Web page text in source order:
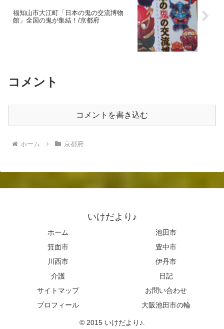
福知山市大江町「日本の鬼の交流博物
館」全国の鬼が集結！/京都府
コメント
コメントを書き込む
ホーム 京都府
いけだより♪
ホーム
池田市
箕面市
豊中市
川西市
伊丹市
介護
日記
サイトマップ
お問い合わせ
プロフィール
大阪池田市の輪
© 2015 いけだより♪.